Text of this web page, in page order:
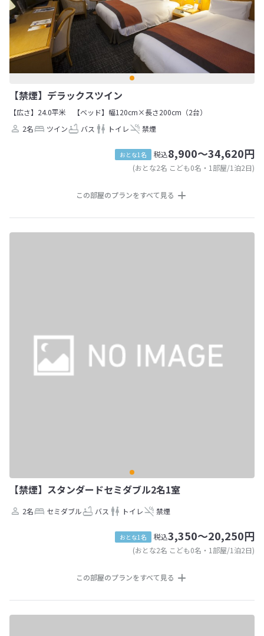
【禁煙】デラックスツイン
【広さ】24.0平米
【ベッド】幅120cm×長さ200cm（2台）
2名
ツイン バス トイレ 禁煙
おとな1名 税込8,900～34,620円
(おとな2名 こども0名・1部屋/1泊2日)
この部屋のプランをすべて見る
【禁煙】スタンダードセミダブル2名1室
2名 セミダブル バス トイレ 禁煙
おとな1名 税込3,350～20,250円
(おとな2名 こども0名・1部屋/1泊2日)
この部屋のプランをすべて見る